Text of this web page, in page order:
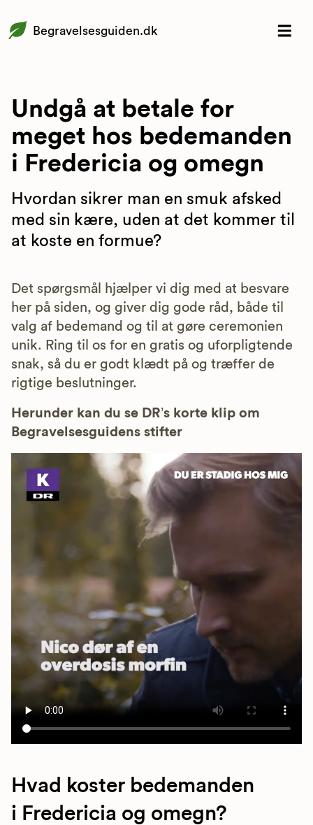
Begravelsesguiden.dk
Undgå at betale for
meget hos bedemanden
i Fredericia og omegn
Hvordan sikrer man en smuk afsked
med sin kære, uden at det kommer til
at koste en formue?
Det spørgsmål hjælper vi dig med at besvare
her på siden, og giver dig gode råd, både til
valg af bedemand og til at gøre ceremonien
unik. Ring til os for en gratis og uforpligtende
snak, så du er godt klædt på og træffer de
rigtige beslutninger.
Herunder kan du se DR’s korte klip om
Begravelsesguidens stifter
Hvad koster bedemanden
i Fredericia og omegn?